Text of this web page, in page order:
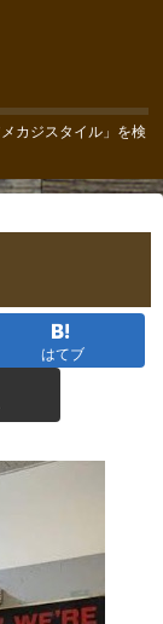
カジスタイル」を検
はてブ